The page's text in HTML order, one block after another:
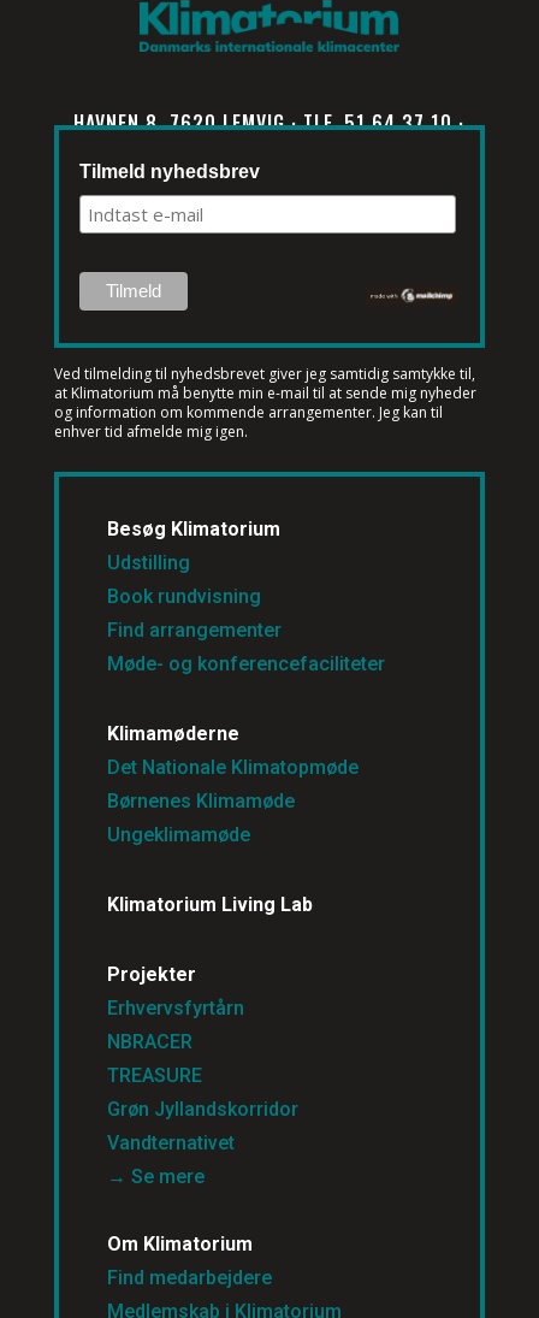
HAVNEN 8, 7620 LEMVIG · TLF. 51 64 37 10 ·
INFO@KLIMATORIUM.DK
Tilmeld nyhedsbrev
Ved tilmelding til nyhedsbrevet giver jeg samtidig samtykke til,
at Klimatorium må benytte min e-mail til at sende mig nyheder
og information om kommende arrangementer. Jeg kan til
enhver tid afmelde mig igen.
Besøg Klimatorium
Udstilling
Book rundvisning
Find arrangementer
Møde- og konferencefaciliteter
Klimamøderne
Det Nationale Klimatopmøde
Børnenes Klimamøde
Ungeklimamøde
Klimatorium Living Lab
Projekter
Erhvervsfyrtårn
NBRACER
TREASURE
Grøn Jyllandskorridor
Vandternativet
→ Se mere
Om Klimatorium
Find medarbejdere
Medlemskab i Klimatorium